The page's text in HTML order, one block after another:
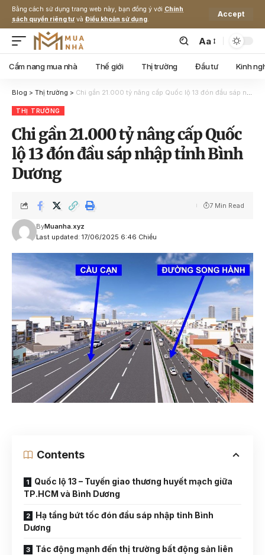
Bằng cách sử dụng trang web này, bạn đồng ý với Chính
sách quyền riêng tư và Điều khoản sử dụng.
Accept
Aa
Cẩm nang mua nhà Thế giới Thị trường Đầu tư Kinh
Blog > Thị trường > Chi gần 21.000 tỷ nâng cấp Quốc lộ 13 đón đầu sáp nhập tỉnh Bình Dương
THỊ TRƯỜNG
Chi gần 21.000 tỷ nâng cấp Quốc
lộ 13 đón đầu sáp nhập tỉnh Bình
Dương
Last updated: 17/06/2025 6:46 Chiều
ByMuanha.xyz
7 Min Read
Contents
Quốc lộ 13 – Tuyến giao thương huyết mạch giữa
TP.HCM và Bình Dương
Hạ tầng bứt tốc đón đầu sáp nhập tỉnh Bình
Dương
Tác động mạnh đến thị trường bất động sản liên